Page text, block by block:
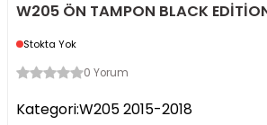
W205 ÖN TAMPON BLACK
Stokta Yok
0 Yorum
Kategori:W205 2015-2018